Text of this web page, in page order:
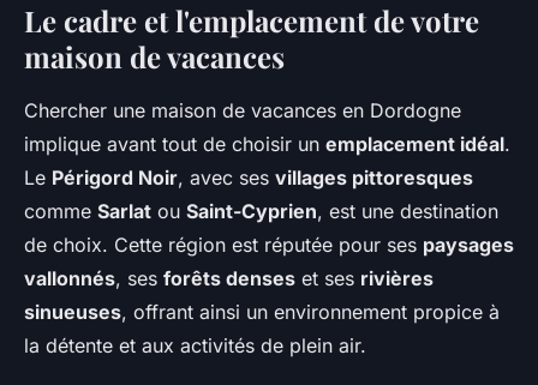
Le cadre et l'emplacement de votre
maison de vacances
Chercher une maison de vacances en Dordogne
implique avant tout de choisir un emplacement idéal.
Le Périgord Noir, avec ses villages pittoresques
comme Sarlat ou Saint-Cyprien, est une destination
de choix. Cette région est réputée pour ses paysages
vallonnés, ses forêts denses et ses rivières
sinueuses, offrant ainsi un environnement propice à
la détente et aux activités de plein air.